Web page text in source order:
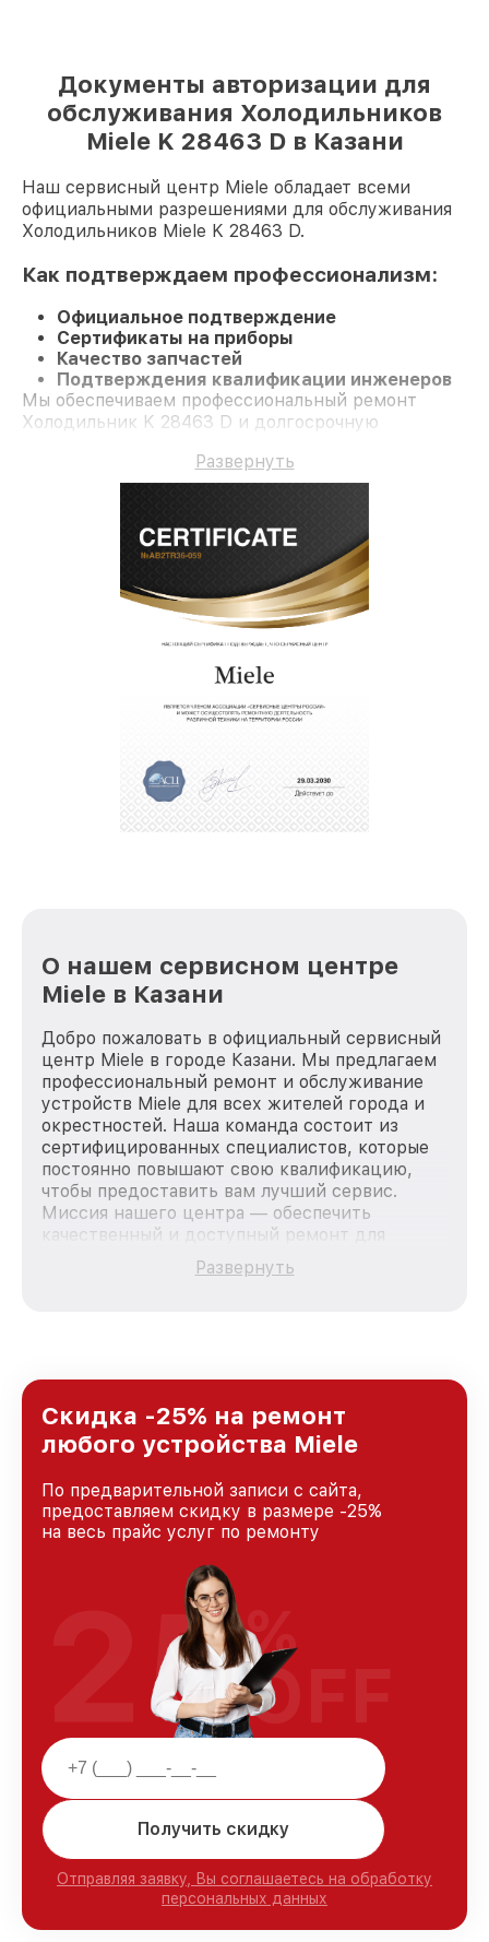
Документы авторизации для
обслуживания Холодильников
Miele K 28463 D в Казани
Наш сервисный центр Miele обладает всеми
официальными разрешениями для обслуживания
Холодильников Miele K 28463 D.
Как подтверждаем профессионализм:
Официальное подтверждение
Сертификаты на приборы
Качество запчастей
Подтверждения квалификации инженеров
Мы обеспечиваем профессиональный ремонт
Холодильник K 28463 D и долгосрочную
Развернуть
О нашем сервисном центре
Miele в Казани
Добро пожаловать в официальный сервисный
центр Miele в городе Казани. Мы предлагаем
профессиональный ремонт и обслуживание
устройств Miele для всех жителей города и
окрестностей. Наша команда состоит из
сертифицированных специалистов, которые
постоянно повышают свою квалификацию,
чтобы предоставить вам лучший сервис.
Миссия нашего центра — обеспечить
качественный и доступный ремонт для
каждого пользователя продукции Miele, вне
зависимости от сложности поломки. Мы
и лояльности наших клиентов.
Развернуть
Скидка -25% на ремонт
любого устройства Miele
По предварительной записи с сайта,
предоставляем скидку в размере -25%
на весь прайс услуг по ремонту
Получить скидку
Отправляя заявку, Вы соглашаетесь на обработку
персональных данных
25%
OFF